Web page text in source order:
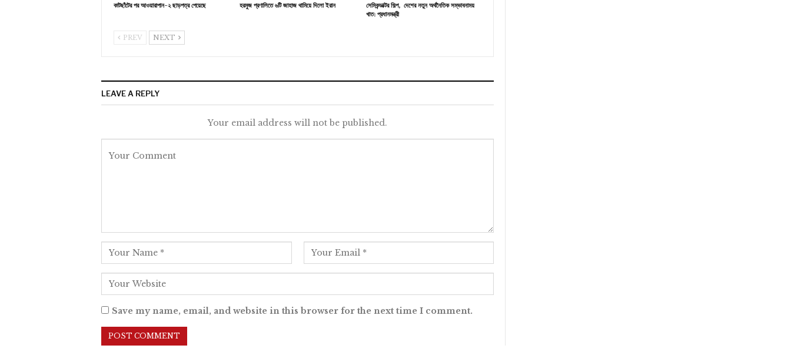
কাটছাঁটের পর আওয়ারাপান-২ ছাড়পত্র পেয়েছে হরমুজ প্রণালিতে ৬টি জাহাজ থামিয়ে দিলো ইরান
সেমিকন্ডাক্টর শিল্প, দেশের নতুন অর্থনৈতিক সম্ভাবনাময়
খাত: প্রধানমন্ত্রী
PREV NEXT
LEAVE A REPLY
Your email address will not be published.
Save my name, email, and website in this browser for the next time I comment.